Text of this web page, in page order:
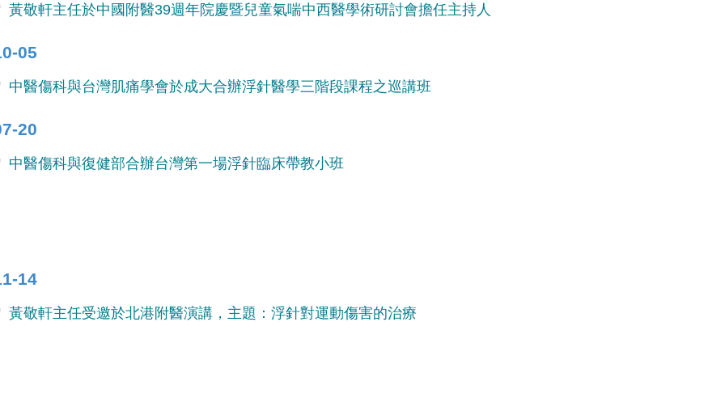
黃敬軒主任於中國附醫39週年院慶暨兒童氣喘中西醫學術研討會擔任主持人
05
中醫傷科與台灣肌痛學會於成大合辦浮針醫學三階段課程之巡講班
20
中醫傷科與復健部合辦台灣第一場浮針臨床帶教小班
14
黃敬軒主任受邀於北港附醫演講，主題：浮針對運動傷害的治療